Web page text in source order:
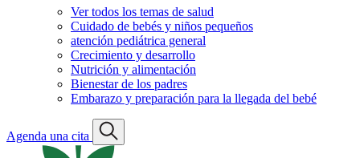
Ver todos los temas de salud
Cuidado de bebés y niños pequeños
atención pediátrica general
Crecimiento y desarrollo
Nutrición y alimentación
Bienestar de los padres
Embarazo y preparación para la llegada del bebé
Agenda una cita